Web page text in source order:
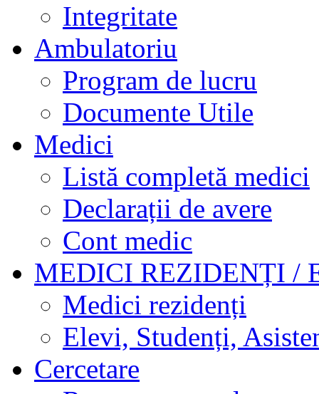
Integritate
Ambulatoriu
Program de lucru
Documente Utile
Medici
Listă completă medici
Declarații de avere
Cont medic
MEDICI REZIDENȚI /
Medici rezidenți
Elevi, Studenți,
Cercetare